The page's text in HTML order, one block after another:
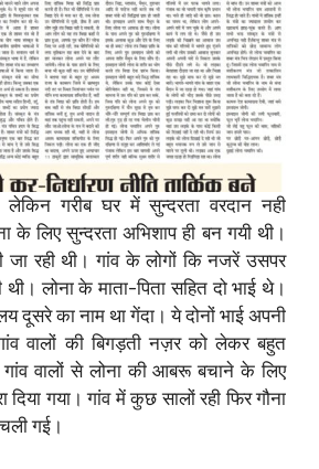
गरीब घर में सुन्दरता वरदान नही
के लिए सुन्दरता अभिशाप ही बन गयी थी।
रही थी। गांव के लोगों कि नजरें उसपर
लोना के माता-पिता सहित दो भाई थे।
दूसरे का नाम था गेंदा। ये दोनों भाई अपनी
वालों की बिगड़ती नज़र को लेकर बहुत
वालों से लोना की आबरू बचाने के लिए
दिया गया। गांव में कुछ सालों रही फिर गौना
गई।